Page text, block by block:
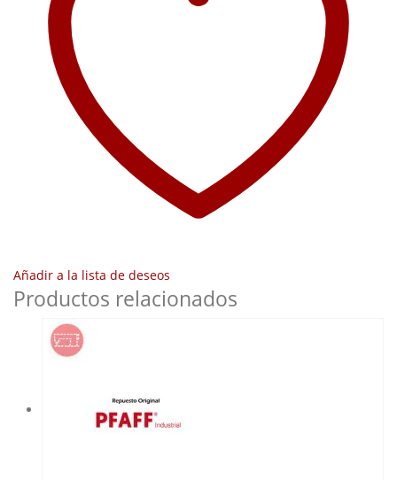
Añadir a la lista de deseos
Productos relacionados